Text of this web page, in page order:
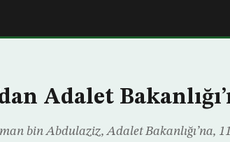
Adalet
bin Abdulaziz, Adalet Bakanlığı’na,